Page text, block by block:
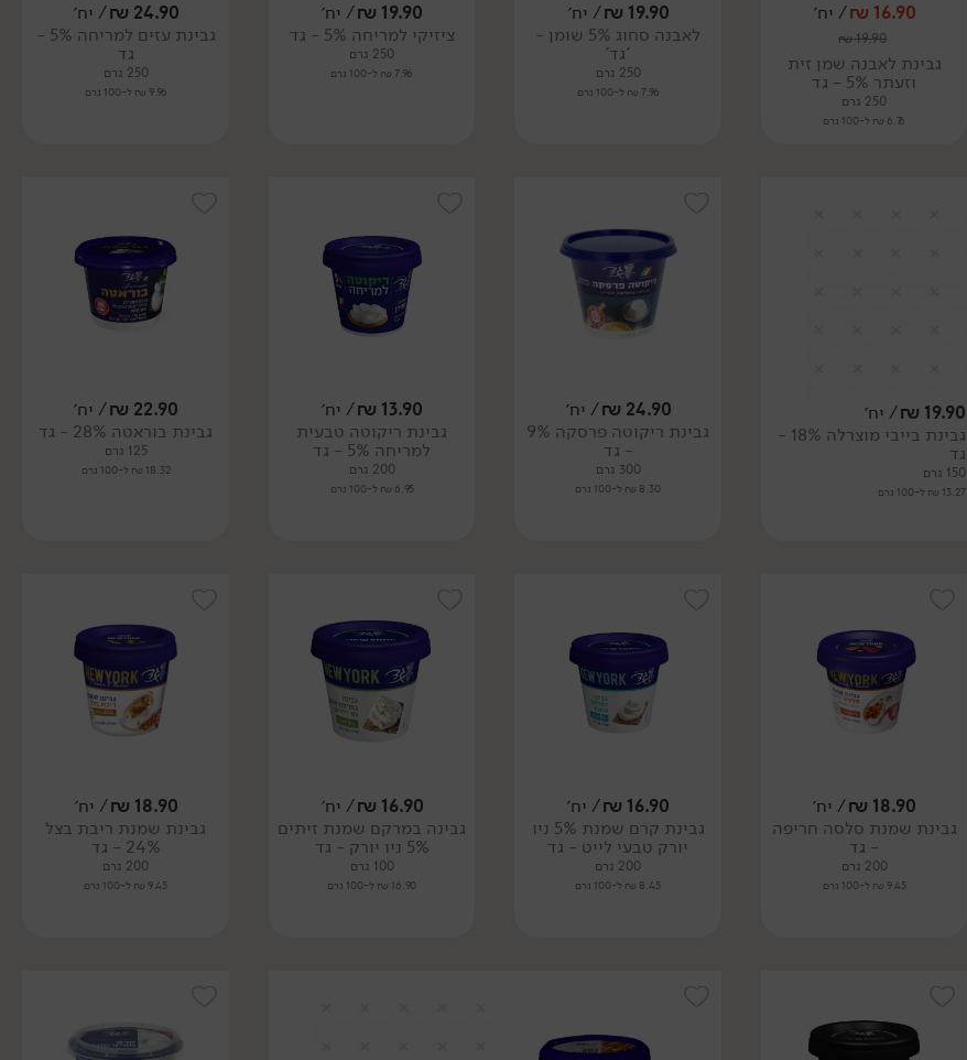
16.90
₪/ יח׳
19.90
₪
גבינת לאבנה שמן זית
וזעתר 5% - גד
250 גרם
6.76 ₪ ל-100 גרם
19.90
₪/ יח׳
לאבנה סחוג 5% שומן -
'גד'
250 גרם
7.96 ₪ ל-100 גרם
19.90
₪/ יח׳
ציזיקי למריחה 5% - גד
250 גרם
7.96 ₪ ל-100 גרם
24.90
₪/ יח׳
גבינת עזים למריחה 5% -
גד
250 גרם
9.96 ₪ ל-100 גרם
19.90
₪/ יח׳
גבינת בייבי מוצרלה 18% -
גד
150 גרם
13.27 ₪ ל-100 גרם
24.90
₪/ יח׳
גבינת ריקוטה פרסקה 9%
- גד
300 גרם
8.30 ₪ ל-100 גרם
13.90
₪/ יח׳
גבינת ריקוטה טבעית
למריחה 5% - גד
200 גרם
6.95 ₪ ל-100 גרם
22.90
₪/ יח׳
גבינת בוראטה 28% - גד
125 גרם
18.32 ₪ ל-100 גרם
18.90
₪/ יח׳
גבינת שמנת סלסה חריפה
- גד
200 גרם
9.45 ₪ ל-100 גרם
16.90
₪/ יח׳
גבינת קרם שמנת 5% ניו
יורק טבעי לייט - גד
200 גרם
8.45 ₪ ל-100 גרם
16.90
₪/ יח׳
גבינה במרקם שמנת זיתים
5% ניו יורק - גד
100 גרם
16.90 ₪ ל-100 גרם
18.90
₪/ יח׳
גבינת שמנת ריבת בצל
24% - גד
200 גרם
9.45 ₪ ל-100 גרם